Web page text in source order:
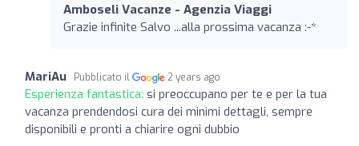
Amboseli Vacanze - Agenzia Viaggi
Grazie infinite Salvo ...alla prossima vacanza :-*
MariAu Pubblicato il 2 years ago
Esperienza fantastica: si preoccupano per te e per la tua
vacanza prendendosi cura dei minimi dettagli, sempre
disponibili e pronti a chiarire ogni dubbio